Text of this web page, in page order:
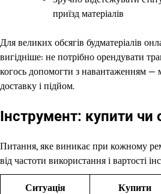
приїзд матеріалів
Для великих обсягів будматеріалів
вигідніше: не потрібно орендувати
когось допомогти з навантаженням —
доставку і підйом.
Інструмент: купити чи
Питання, яке виникає при кожному
від частоти використання і вартості
Ситуація Купити